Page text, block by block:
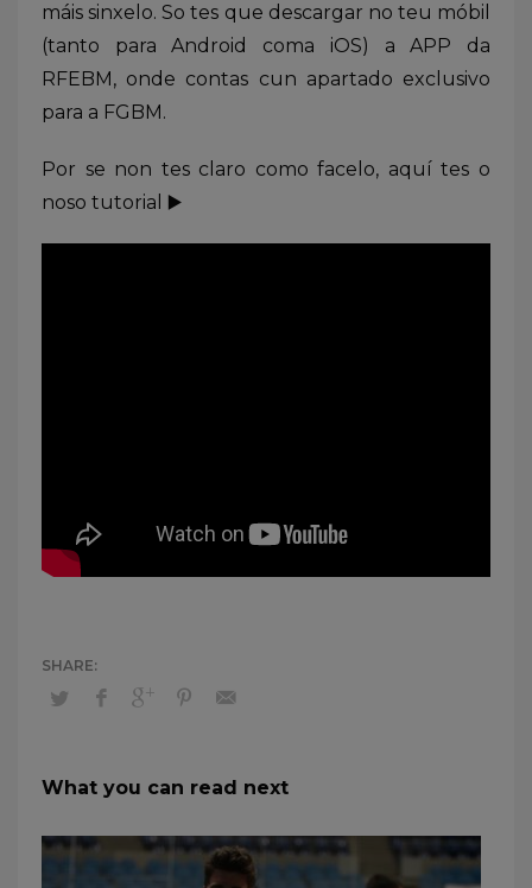
máis sinxelo. So tes que descargar no teu móbil
(tanto para Android coma iOS) a APP da
RFEBM, onde contas cun apartado exclusivo
para a FGBM.
Por se non tes claro como facelo, aquí tes o
noso tutorial ▶️
What you can read next